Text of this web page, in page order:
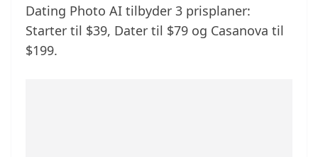
Dating Photo AI tilbyder 3 prisplaner:
Starter til $39, Dater til $79 og Casanova til
$199.